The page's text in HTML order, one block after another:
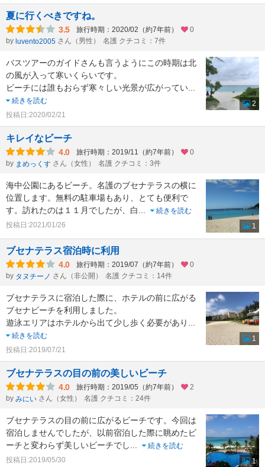
夏に行くべきですね。
3.5 旅行時期：2020/02（約7年前）
0
by luvento2005 さん（男性） 名護 クチコミ：7件
バスツアーのガイドさんも言うようにこの時期は北
の風が入って寒いくらいです。
ビーチには誰もおらず寒々しい光景が広がってい
続きを読む
投稿日:2020/02/21
2
キレイなビーチ
4.0 旅行時期：2019/11（約7年前）
0
by まめっくす さん（女性） 名護 クチコミ：3件
海中公園にあるビーチ。名護のブセナテラスの横に
位置します。無料の駐車場もあり、とても便利で
す。訪れたのは１１月でしたが、白
続きを読む
投稿日:2021/01/26
1
ブセナテラス宿泊時に利用
4.0 旅行時期：2019/07（約7年前）
0
by タヌチーノ さん（非公開） 名護 クチコミ：14件
ブセナテラスに宿泊した際に、ホテルの前に広がる
ブセナビーチを利用しました。
遊泳エリアはホテルから出て少し歩く必要があり
続きを読む
投稿日:2019/07/21
1
ブセナテラスの目の前の美しいビーチ
4.0 旅行時期：2019/05（約7年前）
2
by みにい さん（女性） 名護 クチコミ：24件
ブセナテラスの目の前に広がるビーチです。今回は
宿泊しませんでしたが、以前宿泊した際に眺めたビ
ーチと変わらず美しいビーチでし
続きを読む
投稿日:2019/05/30
1